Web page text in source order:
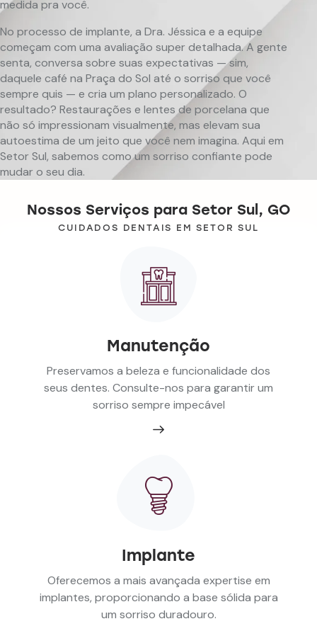
medida pra você.
No processo de implante, a Dra. Jéssica e a equipe
começam com uma avaliação super detalhada. A gente
senta, conversa sobre suas expectativas — sim,
daquele café na Praça do Sol até o sorriso que você
sempre quis — e cria um plano personalizado. O
resultado? Restaurações e lentes de porcelana que
não só impressionam visualmente, mas elevam sua
autoestima de um jeito que você nem imagina. Aqui em
Setor Sul, sabemos como um sorriso confiante pode
mudar o seu dia.
Nossos Serviços para Setor Sul, GO
CUIDADOS DENTAIS EM SETOR SUL
Manutenção
Preservamos a beleza e funcionalidade dos
seus dentes. Consulte-nos para garantir um
sorriso sempre impecável
Implante
Oferecemos a mais avançada expertise em
implantes, proporcionando a base sólida para
um sorriso duradouro.